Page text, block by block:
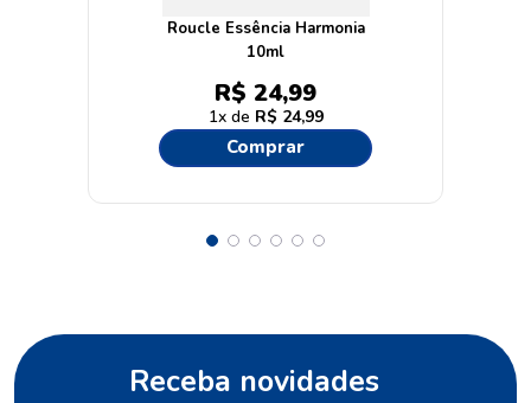
Roucle Essência Harmonia
10ml
R$ 24,99
1 R$ 24,99
Comprar
Receba novidades